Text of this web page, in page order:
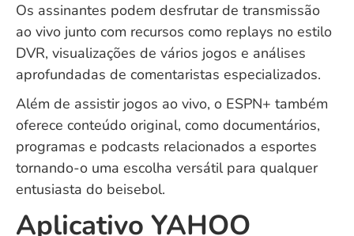
Os assinantes podem desfrutar de transmissão
ao vivo junto com recursos como replays no estilo
DVR, visualizações de vários jogos e análises
aprofundadas de comentaristas especializados.
Além de assistir jogos ao vivo, o ESPN+ também
oferece conteúdo original, como documentários,
programas e podcasts relacionados a esportes
tornando-o uma escolha versátil para qualquer
entusiasta do beisebol.
Aplicativo YAHOO